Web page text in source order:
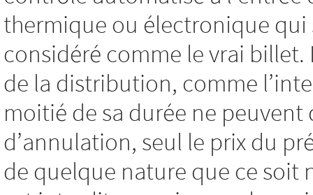
thermique ou électronique qui
considéré comme le vrai
de la distribution, comme
moitié de sa durée ne
d’annulation, seul le prix du
de quelque nature que ce soit